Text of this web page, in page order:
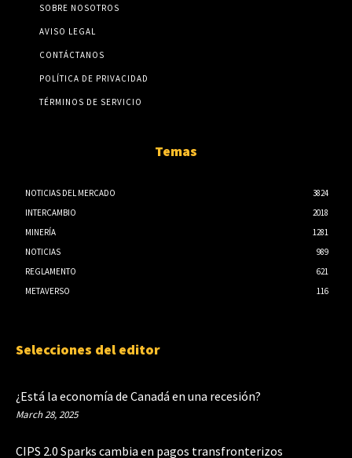
SOBRE NOSOTROS
AVISO LEGAL
CONTÁCTANOS
POLÍTICA DE PRIVACIDAD
TÉRMINOS DE SERVICIO
Temas
NOTICIAS DEL MERCADO
3824
INTERCAMBIO
2018
MINERÍA
1281
NOTICIAS
989
REGLAMENTO
621
METAVERSO
116
Selecciones del editor
¿Está la economía de Canadá en una recesión?
March 28, 2025
CIPS 2.0 Sparks cambia en pagos transfronterizos